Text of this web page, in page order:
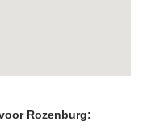
Rozenburg: